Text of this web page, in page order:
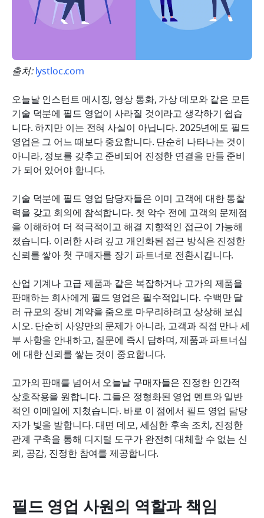
출처: lystloc.com
오늘날 인스턴트 메시징, 영상 통화, 가상 데모와 같은 모든
기술 덕분에 필드 영업이 사라질 것이라고 생각하기 쉽습
니다. 하지만 이는 전혀 사실이 아닙니다. 2025년에도 필드
영업은 그 어느 때보다 중요합니다. 단순히 나타나는 것이
아니라, 정보를 갖추고 준비되어 진정한 연결을 만들 준비
가 되어 있어야 합니다.
기술 덕분에 필드 영업 담당자들은 이미 고객에 대한 통찰
력을 갖고 회의에 참석합니다. 첫 악수 전에 고객의 문제점
을 이해하여 더 적극적이고 해결 지향적인 접근이 가능해
졌습니다. 이러한 사려 깊고 개인화된 접근 방식은 진정한
신뢰를 쌓아 첫 구매자를 장기 파트너로 전환시킵니다.
산업 기계나 고급 제품과 같은 복잡하거나 고가의 제품을
판매하는 회사에게 필드 영업은 필수적입니다. 수백만 달
러 규모의 장비 계약을 줌으로 마무리하려고 상상해 보십
시오. 단순히 사양만의 문제가 아니라, 고객과 직접 만나 세
부 사항을 안내하고, 질문에 즉시 답하며, 제품과 파트너십
에 대한 신뢰를 쌓는 것이 중요합니다.
고가의 판매를 넘어서 오늘날 구매자들은 진정한 인간적
상호작용을 원합니다. 그들은 정형화된 영업 멘트와 일반
적인 이메일에 지쳤습니다. 바로 이 점에서 필드 영업 담당
자가 빛을 발합니다. 대면 데모, 세심한 후속 조치, 진정한
관계 구축을 통해 디지털 도구가 완전히 대체할 수 없는 신
뢰, 공감, 진정한 참여를 제공합니다.
필드 영업 사원의 역할과 책임